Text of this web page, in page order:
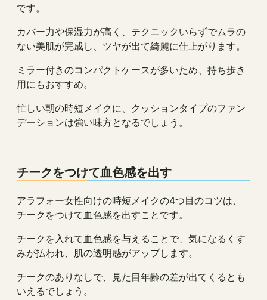
です。
カバー力や保湿力が高く、テクニックいらずでムラの
ない美肌が完成し、ツヤが出て綺麗に仕上がります。
ミラー付きのコンパクトケースが多いため、持ち歩き
用にもおすすめ。
忙しい朝の時短メイクに、クッションタイプのファン
デーションは強い味方となるでしょう。
チークをつけて血色感を出す
アラフォー女性向けの時短メイクの4つ目のコツは、
チークをつけて血色感を出すことです。
チークを入れて血色感を与えることで、気になるくす
みが払われ、肌の透明感がアップします。
チークのありなしで、見た目年齢の差が出てくるとも
いえるでしょう。